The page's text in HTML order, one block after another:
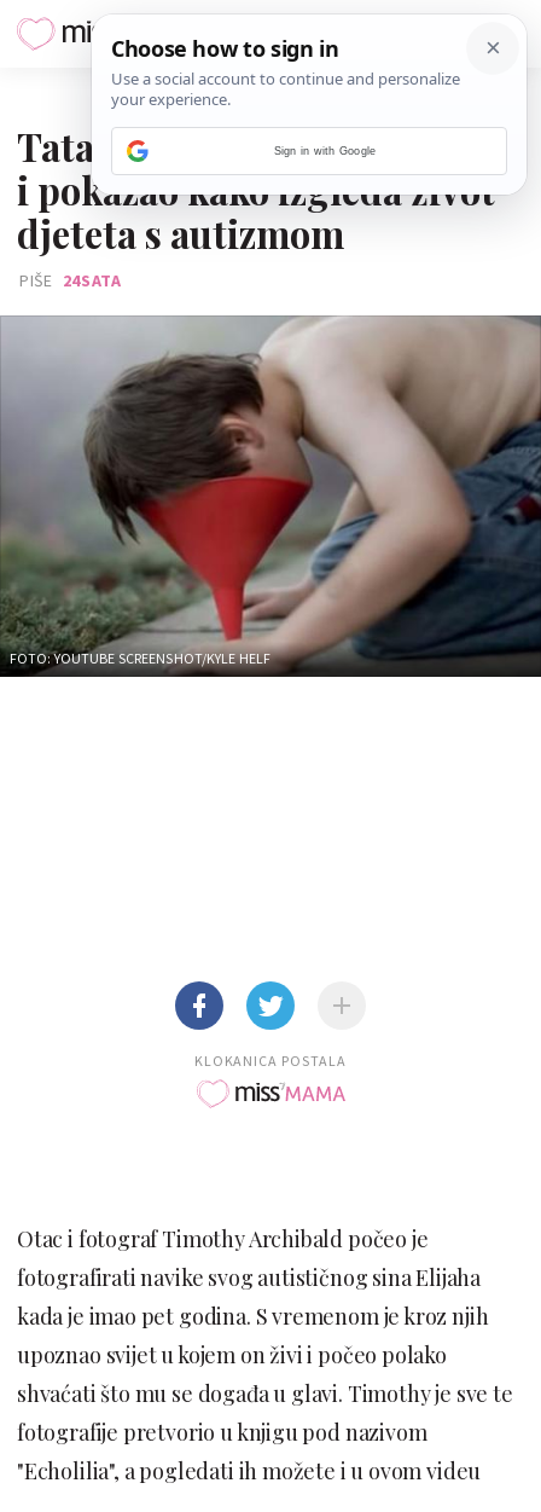
Tata snimao navike svog sina
i pokazao kako izgleda život
djeteta s autizmom
PIŠE 24SATA
FOTO: YOUTUBE SCREENSHOT/KYLE HELF
KLOKANICA POSTALA
Otac i fotograf Timothy Archibald počeo je
fotografirati navike svog autističnog sina Elijaha
kada je imao pet godina. S vremenom je kroz njih
upoznao svijet u kojem on živi i počeo polako
shvaćati što mu se događa u glavi. Timothy je sve te
fotografije pretvorio u knjigu pod nazivom
"Echolilia", a pogledati ih možete i u ovom videu
Sign in with Google